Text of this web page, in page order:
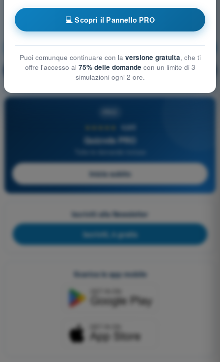
Procedure operative Allenamento!
🔒 PRO Spiegazione domanda
4,6/5
Quizvds PRO
Inizia subito
Iscriviti alla Newsletter
Iscriviti, è gratis
Scarica le app mobile
💻 Scopri il Pannello PRO
Puoi comunque continuare con la versione gratuita, che ti
offre l'accesso al 75% delle domande con un limite di 3
simulazioni ogni 2 ore.